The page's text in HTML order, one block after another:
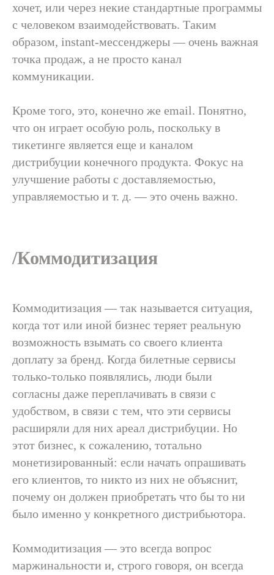
хочет, или через некие стандартные программы
с человеком взаимодействовать. Таким
образом, instant-мессенджеры — очень важная
точка продаж, а не просто канал
коммуникации.
Кроме того, это, конечно же email. Понятно,
что он играет особую роль, поскольку в
тикетинге является еще и каналом
дистрибуции конечного продукта. Фокус на
улучшение работы с доставляемостью,
управляемостью и т. д. — это очень важно.
/Коммодитизация
Коммодитизация — так называется ситуация,
когда тот или иной бизнес теряет реальную
возможность взымать со своего клиента
доплату за бренд. Когда билетные сервисы
только-только появлялись, люди были
согласны даже переплачивать в связи с
удобством, в связи с тем, что эти сервисы
расширяли для них ареал дистрибуции. Но
этот бизнес, к сожалению, тотально
монетизированный: если начать опрашивать
его клиентов, то никто из них не объяснит,
почему он должен приобретать что бы то ни
было именно у конкретного дистрибьютора.
Коммодитизация — это всегда вопрос
маржинальности и, строго говоря, он всегда
Пройти обучение